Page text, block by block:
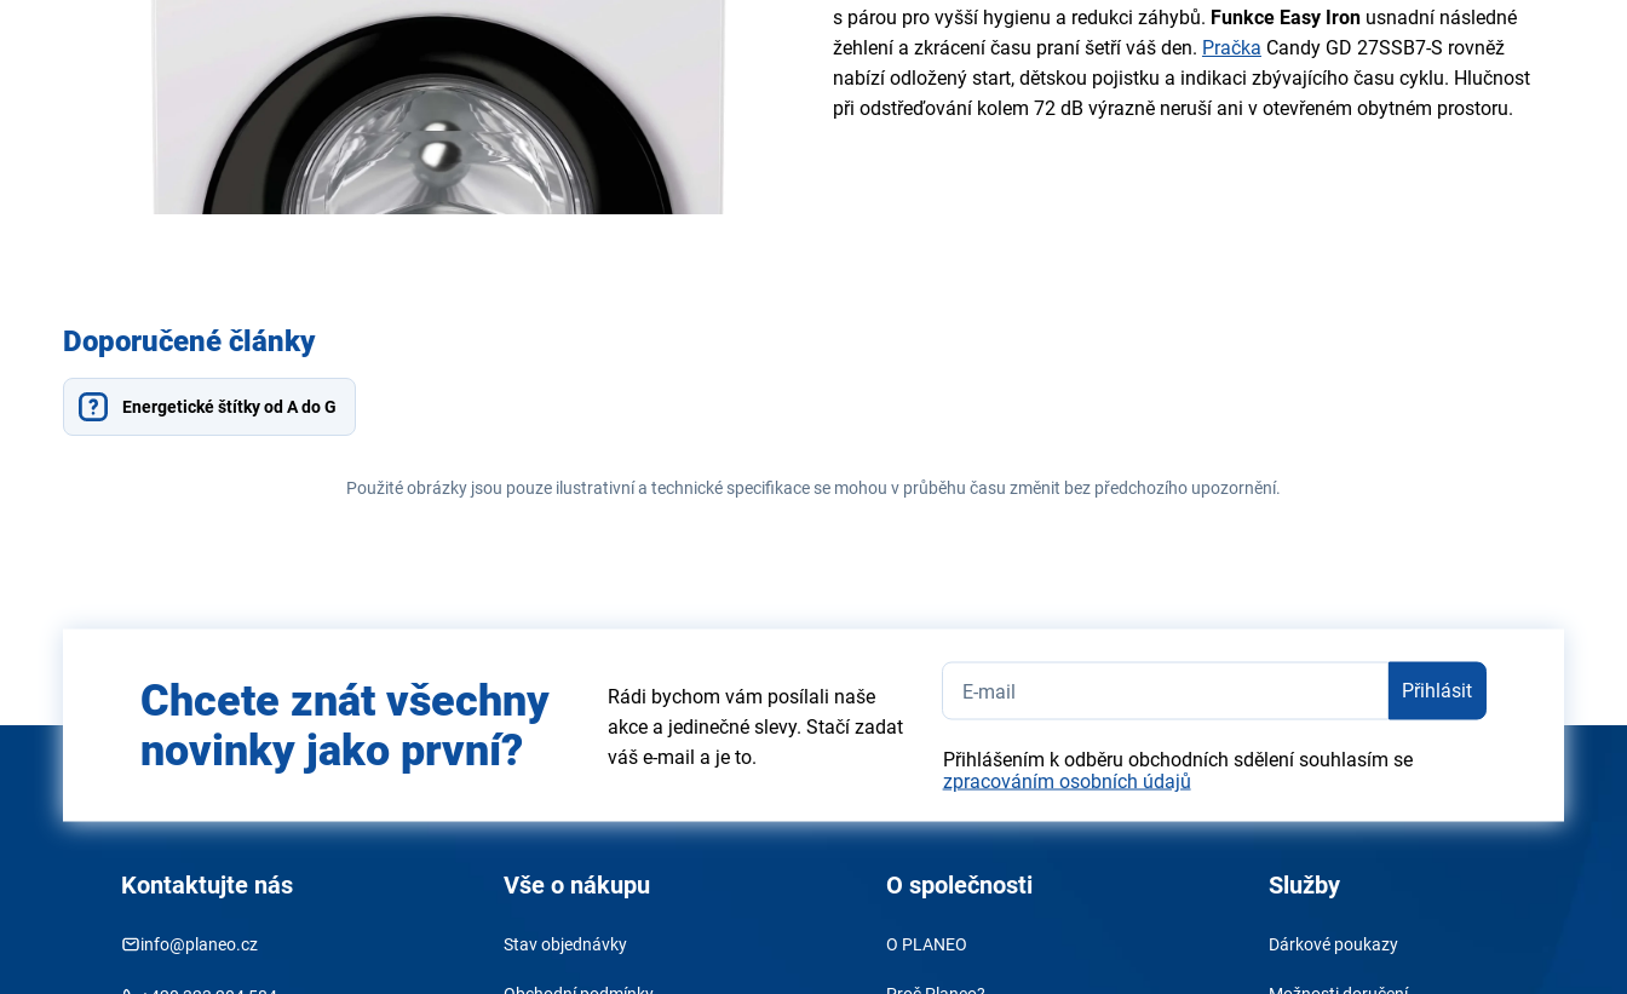
s párou pro vyšší hygienu a redukci záhybů. Funkce Easy Ironusnadní následné
žehlení a zkrácení času praní šetří váš den. Pračka Candy GD 27SSB7-S rovněž
nabízí odložený start, dětskou pojistku a indikaci zbývajícího času cyklu. Hlučnost
při odstřeďování kolem 72 dB výrazně neruší ani v otevřeném obytném prostoru.
Doporučené články
Energetické štítky od A do G
Použité obrázky jsou pouze ilustrativní a technické specifikace se mohou v průběhu času změnit bez předchozího upozornění.
e-mail
Chcete znát všechny
novinky jako první?
Rádi bychom vám posílali naše
akce a jedinečné slevy. Stačí zadat
váš e-mail a je to.
Přihlásit
Přihlášením k odběru obchodních sdělení souhlasím se
zpracováním osobních údajů
Kontaktujte nás
info@planeo.cz
Vše o nákupu
Stav objednávky
O společnosti
O PLANEO
Služby
Dárkové poukazy